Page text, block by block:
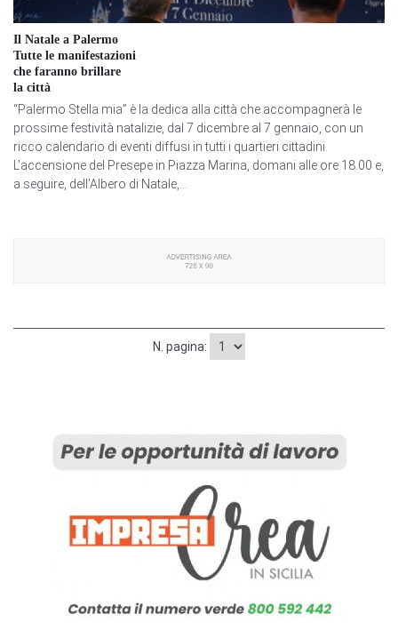
Il Natale a Palermo
Tutte le manifestazioni
che faranno brillare
la città
“Palermo Stella mia” è la dedica alla città che accompagnerà le
prossime festività natalizie, dal 7 dicembre al 7 gennaio, con un
ricco calendario di eventi diffusi in tutti i quartieri cittadini.
L’accensione del Presepe in Piazza Marina, domani alle ore 18.00 e,
a seguire, dell’Albero di Natale,...
N. pagina: